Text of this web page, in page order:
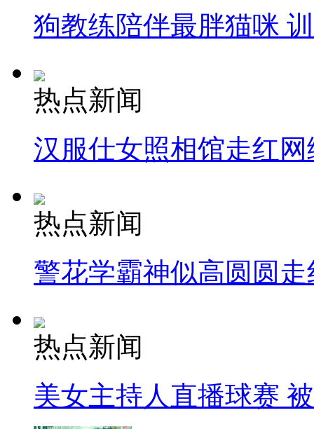
狗教练陪伴最胖猫咪
热点新闻
汉服仕女照相馆走红网
热点新闻
警花学霸神似高圆圆走
热点新闻
美女主持人直播球赛